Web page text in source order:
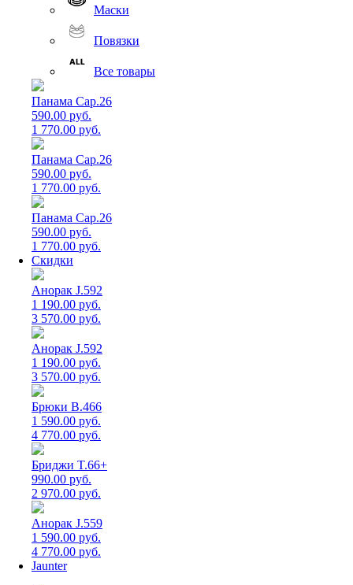
Маски
Повязки
Все товары
Панама Cap.26
590.00 руб.
1 770.00 руб.
Панама Cap.26
590.00 руб.
1 770.00 руб.
Панама Cap.26
590.00 руб.
1 770.00 руб.
Скидки
Анорак J.592
1 190.00 руб.
3 570.00 руб.
Анорак J.592
1 190.00 руб.
3 570.00 руб.
Брюки B.466
1 590.00 руб.
4 770.00 руб.
Бриджи T.66+
990.00 руб.
2 970.00 руб.
Анорак J.559
1 590.00 руб.
4 770.00 руб.
Jaunter